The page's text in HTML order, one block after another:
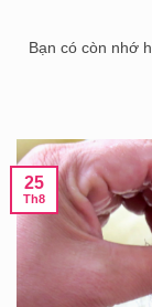
Bạn có còn nhớ
25
Th8